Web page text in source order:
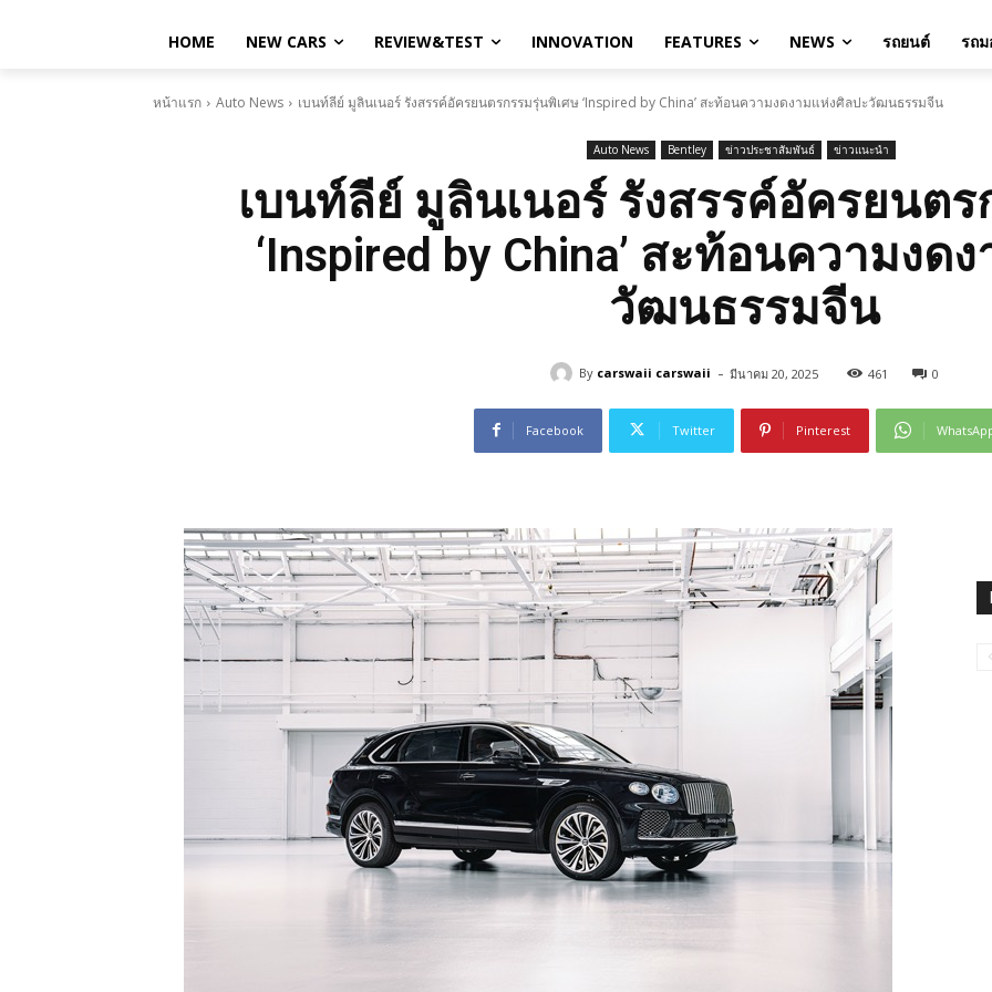
HOME NEW CARS REVIEW&TEST INNOVATION FEATURES NEWS รถยนต์ รถม
หน้าแรก Auto News เบนท์ลีย์ มูลินเนอร์ รังสรรค์อัครยนตรกรรมรุ่นพิเศษ ‘Inspired by China’ สะท้อนความงดงามแห่งศิลปะวัฒนธรรมจีน
Auto News Bentley ข่าวประชาสัมพันธ์ ข่าวแนะนำ
เบนท์ลีย์ มูลินเนอร์ รังสรรค์อัครยนต
‘Inspired by China’ สะท้อนความงด
วัฒนธรรมจีน
By carswaii carswaii - มีนาคม 20, 2025 461 0
Facebook Twitter Pinterest